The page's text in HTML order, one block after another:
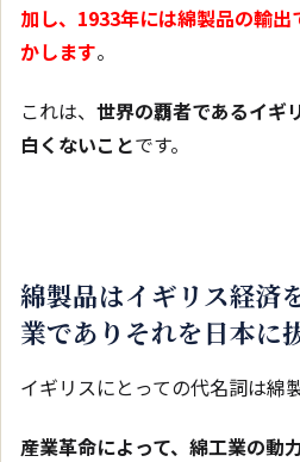
加し、1933年には綿製品の輸出
かします。
これは、 世界の覇者であるイギ
白くないことです。
綿製品はイギリス経済
業でありそれを日本に
イギリスにとっての代名詞は綿
産業革命によって、綿工業の動